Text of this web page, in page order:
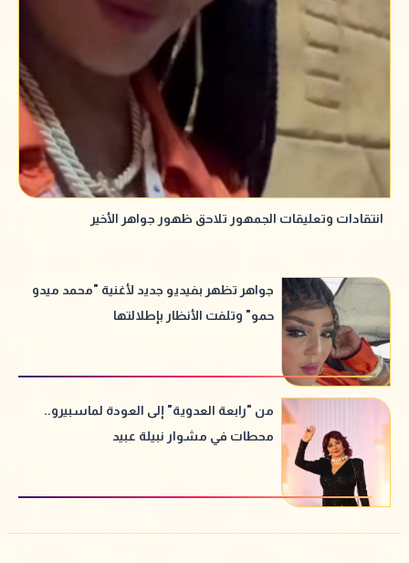
انتقادات وتعليقات الجمهور تلاحق ظهور جواهر الأخير
جواهر تظهر بفيديو جديد لأغنية "محمد ميدو
حمو" وتلفت الأنظار بإطلالتها
من "رابعة العدوية" إلى العودة لماسبيرو..
محطات في مشوار نبيلة عبيد